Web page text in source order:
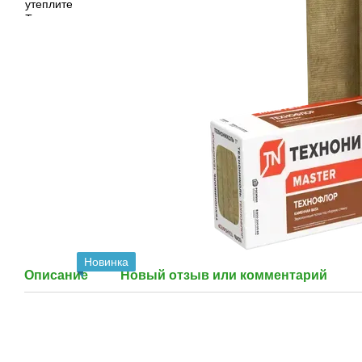
Новинка
Описание Новый отзыв или комментарий